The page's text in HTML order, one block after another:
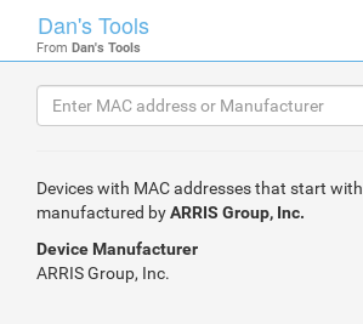
Dan's Tools
From Dan's Tools
Devices with MAC addresses that start with
manufactured byARRIS Group, Inc.
Device Manufacturer
ARRIS Group, Inc.